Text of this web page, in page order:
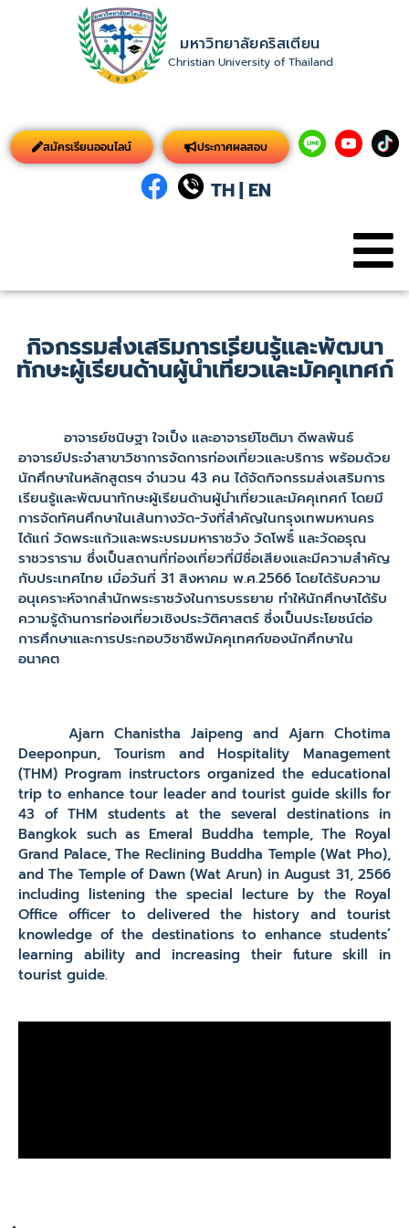
มหาวิทยาลัยคริสเตียน
Christian University of Thailand
สมัครเรียนออนไลน์ ประกาศผลสอบ
TH| EN
กิจกรรมส่งเสริมการเรียนรู้และพัฒนา
ทักษะผู้เรียนด้านผู้นำเที่ยวและมัคคุเทศก์
อาจารย์ชนิษฐา ใจเป็ง และอาจารย์โชติมา ดีพลพันธ์
อาจารย์ประจำสาขาวิชาการจัดการท่องเที่ยวและบริการ พร้อมด้วย
นักศึกษาในหลักสูตรฯ จำนวน 43 คน ได้จัดกิจกรรมส่งเสริมการ
เรียนรู้และพัฒนาทักษะผู้เรียนด้านผู้นำเที่ยวและมัคคุเทศก์ โดยมี
การจัดทัศนศึกษาในเส้นทางวัด-วังที่สำคัญในกรุงเทพมหานคร
ได้แก่ วัดพระแก้วและพระบรมมหาราชวัง วัดโพธิ์ และวัดอรุณ
ราชวราราม ซึ่งเป็นสถานที่ท่องเที่ยวที่มีชื่อเสียงและมีความสำคัญ
กับประเทศไทย เมื่อวันที่ 31 สิงหาคม พ.ศ.2566 โดยได้รับความ
อนุเคราะห์จากสำนักพระราชวังในการบรรยาย ทำให้นักศึกษาได้รับ
ความรู้ด้านการท่องเที่ยวเชิงประวัติศาสตร์ ซึ่งเป็นประโยชน์ต่อ
การศึกษาและการประกอบวิชาชีพมัคคุเทศก์ของนักศึกษาใน
อนาคต
Ajarn Chanistha Jaipeng and Ajarn Chotima
Deeponpun, Tourism and Hospitality Management
(THM) Program instructors organized the educational
trip to enhance tour leader and tourist guide skills for
43 of THM students at the several destinations in
Bangkok such as Emeral Buddha temple, The Royal
Grand Palace, The Reclining Buddha Temple (Wat Pho),
and The Temple of Dawn (Wat Arun) in August 31, 2566
including listening the special lecture by the Royal
Office officer to delivered the history and tourist
knowledge of the destinations to enhance students’
learning ability and increasing their future skill in
tourist guide.